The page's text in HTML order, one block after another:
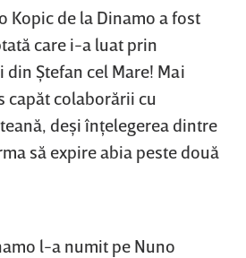
Kopic de la Dinamo a fost
care i-a luat prin
Ştefan cel Mare! Mai
capăt colaborării cu
deşi înţelegerea dintre
să expire abia peste două
l-a numit pe Nuno